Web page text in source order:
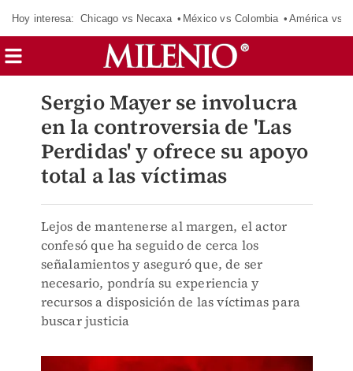
Hoy interesa: Chicago vs Necaxa México vs Colombia América vs
Sergio Mayer se involucra
en la controversia de 'Las
Perdidas' y ofrece su apoyo
total a las víctimas
Lejos de mantenerse al margen, el actor
confesó que ha seguido de cerca los
señalamientos y aseguró que, de ser
necesario, pondría su experiencia y
recursos a disposición de las víctimas para
buscar justicia